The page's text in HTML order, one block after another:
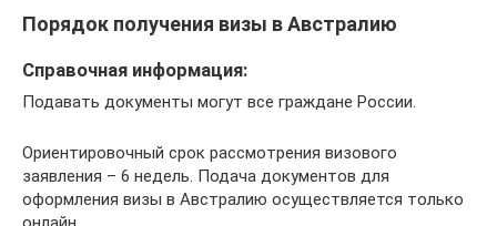
Порядок получения визы в Австралию
Справочная информация:
Подавать документы могут все граждане России.
Ориентировочный срок рассмотрения визового
заявления – 6 недель. Подача документов для
оформления визы в Австралию осуществляется только